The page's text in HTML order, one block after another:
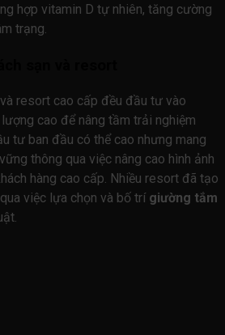
hợp vitamin D tự nhiên, tăng cường
trạng.
resort cao cấp đều đầu tư vào
cao để nâng tầm trải nghiệm
tư ban đầu có thể cao nhưng mang
thông qua việc nâng cao hình ảnh
hàng cao cấp. Nhiều resort đã tạo
việc lựa chọn và bố trí giường tắm